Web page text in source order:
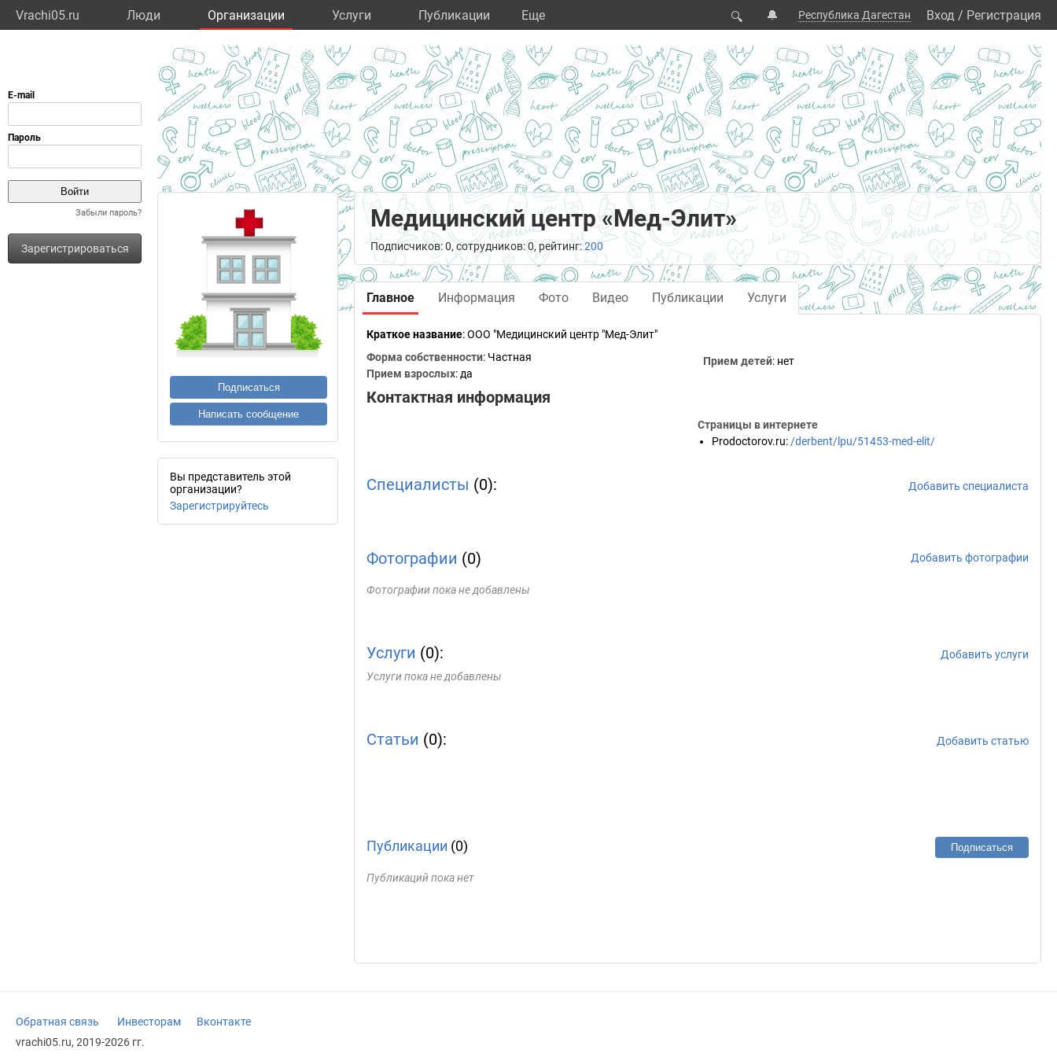
Vrachi05.ru Люди Организации Услуги Публикации Eще 🔍 🔔 Республика Дагестан Вход / Регистрация
Забыли пароль?
Зарегистрироваться
Подписаться
Написать сообщение
Вы представитель этой
организации?
Зарегистрируйтесь
Медицинский центр «Мед-Элит»
Подписчиков: 0, сотрудников: 0, рейтинг:200
Главное Информация Фото Видео Публикации Услуги
Краткое название:ООО "Медицинский центр "Мед-Элит"
Форма собственности: Частная
Прием взрослых: да
Прием детей: нет
Контактная информация
Страницы в интернете
Prodoctorov.ru: /derbent/lpu/51453-med-elit/
Специалисты (0): Добавить специалиста
Фотографии (0) Добавить фотографии
Фотографии пока не добавлены
Услуги (0):
Добавить услуги
Услуги пока не добавлены
Статьи (0): Добавить статью
Публикации (0) Подписаться
Публикаций пока нет
Обратная связь Инвесторам
Вконтакте
vrachi05.ru, 2019-2026 гг.